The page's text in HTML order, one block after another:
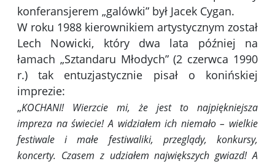
konferansjerem „galówki” był Jacek Cygan.
W roku 1988 kierownikiem artystycznym został
Lech Nowicki, który dwa lata później na
łamach „Sztandaru Młodych” (2 czerwca 1990
r.) tak entuzjastycznie pisał o konińskiej
imprezie:
„KOCHANI! Wierzcie mi, że jest to najpiękniejsza
impreza na świecie! A widziałem ich niemało – wielkie
festiwale i małe festiwaliki, przeglądy, konkursy,
koncerty. Czasem z udziałem największych gwiazd! A